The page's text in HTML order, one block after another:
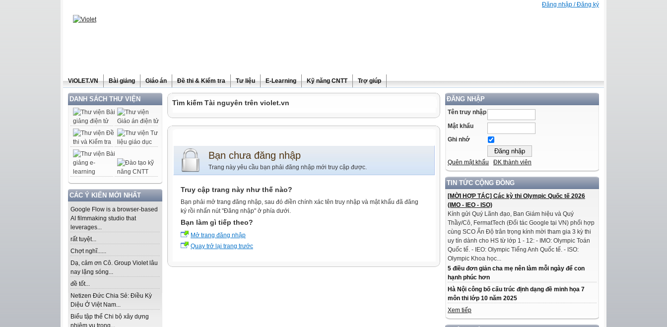
Đăng nhập / Đăng ký
ViOLET.VN Bài giảng Giáo án Đề thi & Kiểm tra Tư liệu E-Learning Kỹ năng CNTT Trợ giúp
DANH SÁCH THƯ VIỆN
CÁC Ý KIẾN MỚI NHẤT
Google Flow is a browser-based
AI filmmaking studio that
leverages...
rất tuyệt...
Chợt nghĩ......
Dạ, cảm ơn Cô. Group Violet lâu
nay lặng sóng...
đề tốt...
Netizen Đức Chia Sẻ: Điều Kỳ
Diệu Ở Việt Nam...
Biểu tập thể Chi bộ xây dựng
nhiệm vụ trọng...
ĐĂNG NHẬP
Tên truy nhập
Mật khẩu
Ghi nhớ
Quên mật khẩu ĐK thành viên
TIN TỨC CỘNG ĐỒNG
[MỜI HỢP TÁC] Các kỳ thi Olympic Quốc tế 2026
(IMO - IEO - ISO)
Kính gửi Quý Lãnh đạo, Ban Giám hiệu và Quý
Thầy/Cô, FermatTech (Đối tác Google tại VN) phối hợp
cùng SCO Ấn Độ trân trọng kính mời tham gia 3 kỳ thi
uy tín dành cho HS từ lớp 1 - 12: - IMO: Olympic Toán
Quốc tế. - IEO: Olympic Tiếng Anh Quốc tế. - ISO:
Olympic Khoa học...
5 điều đơn giản cha mẹ nên làm mỗi ngày để con
hạnh phúc hơn
Hà Nội công bố cấu trúc định dạng đề minh họa 7
môn thi lớp 10 năm 2025
Xem tiếp
Tìm kiếm Tài nguyên trên violet.vn
Bạn chưa đăng nhập
Trang này yêu cầu bạn phải đăng nhập mới truy cập được.
Truy cập trang này như thế nào?
Bạn phải mở trang đăng nhập, sau đó điền chính xác tên truy nhập và mật khẩu đã đăng
ký rồi nhấn nút "Đăng nhập" ở phía dưới.
Bạn làm gì tiếp theo?
Mở trang đăng nhập
Quay trở lại trang trước